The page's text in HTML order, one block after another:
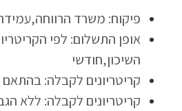
פיקוח: משרד
אופן התשלום: לפי
השיכון,חודשי
קריטריונים לקבלה:
קריטריונים לקבלה: ללא